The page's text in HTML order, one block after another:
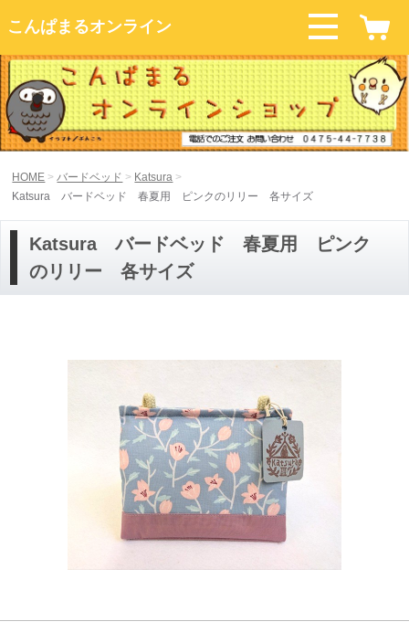
こんぱまるオンライン
HOME バードベッド
Katsura
Katsura バードベッド 春夏用 ピンクのリリー 各サイズ
Katsura バードベッド 春夏用 ピンク
のリリー 各サイズ